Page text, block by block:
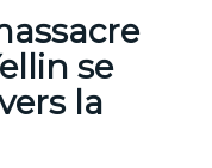
se
la